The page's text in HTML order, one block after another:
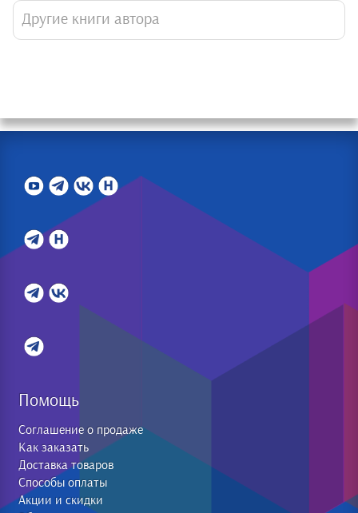
Другие книги автора
Помощь
Соглашение о продаже
Как заказать
Доставка товаров
Способы оплаты
Акции и скидки